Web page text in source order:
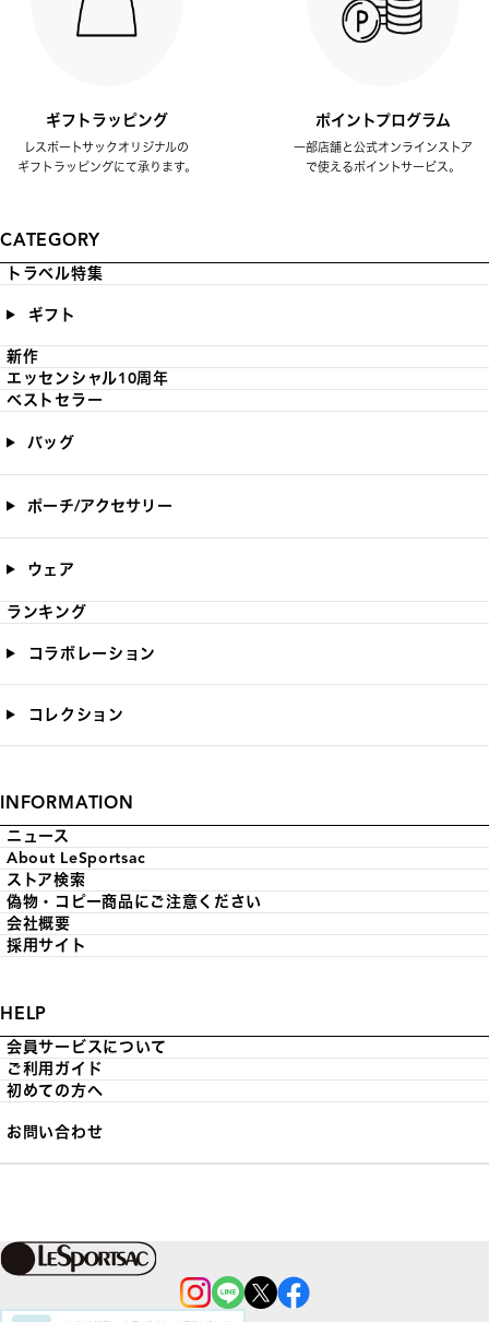
ギフトラッピング
レスポートサックオリジナルの
ギフトラッピングにて承ります。
ポイントプログラム
一部店舗と公式オンラインストア
で使えるポイントサービス。
CATEGORY
トラベル特集
ギフト
新作
エッセンシャル10周年
ベストセラー
バッグ
ポーチ/アクセサリー
ウェア
ランキング
コラボレーション
コレクション
INFORMATION
ニュース
About LeSportsac
ストア検索
偽物・コピー商品にご注意ください
会社概要
採用サイト
HELP
会員サービスについて
ご利用ガイド
初めての方へ
お問い合わせ